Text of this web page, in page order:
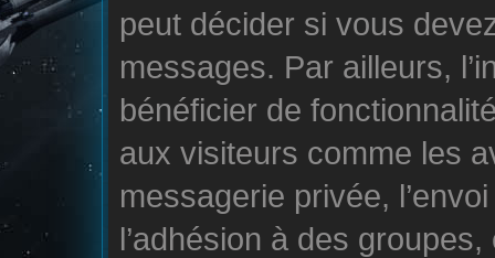
peut décider si vous
messages. Par ailleurs,
bénéficier de
aux visiteurs comme les
messagerie privée,
l’adhésion à des